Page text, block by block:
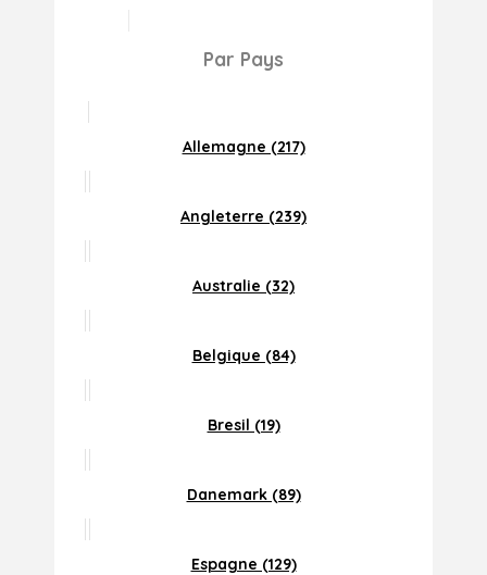
Par Pays
Allemagne (217)
Angleterre (239)
Australie (32)
Belgique (84)
Bresil (19)
Danemark (89)
Espagne (129)